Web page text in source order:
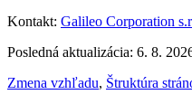
Kontakt: Galileo Corporation
Posledná aktualizácia: 6. 8.
Zmena vzhľadu, Štruktúra